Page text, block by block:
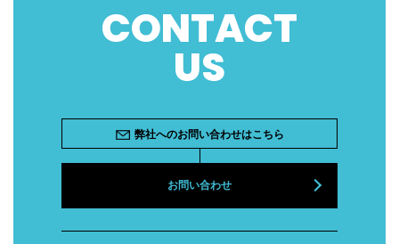
CONTACT
US
弊社へのお問い合わせはこちら
お問い合わせ